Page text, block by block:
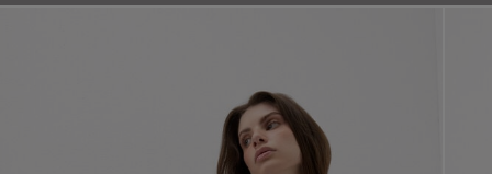
y lencería. Añade 3 artículos a tu carrito y obtén un 50%